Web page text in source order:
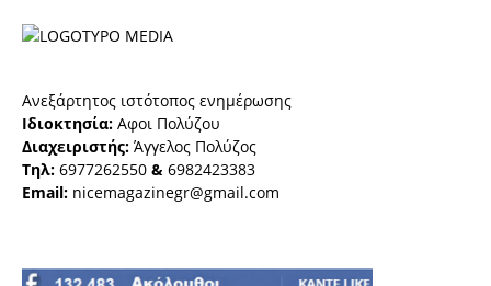
Ανεξάρτητος ιστότοπος ενημέρωσης
Ιδιοκτησία: Αφοι Πολύζου
Διαχειριστής: Άγγελος Πολύζος
Τηλ: 6977262550 & 6982423383
Email: nicemagazinegr@gmail.com